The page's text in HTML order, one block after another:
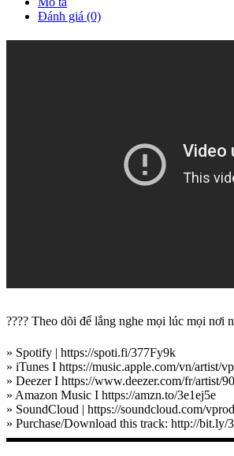
Đánh giá (0)
???? Theo dõi để lắng nghe mọi lúc mọi
» Spotify | https://spoti.fi/377Fy9k
» iTunes I https://music.apple.com/vn/artist/
» Deezer I https://www.deezer.com/fr/artist/
» Amazon Music I https://amzn.to/3e1ej5e
» SoundCloud | https://soundcloud.com/
» Purchase/Download this track: http://